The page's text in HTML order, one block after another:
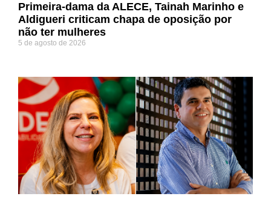
Primeira-dama da ALECE, Tainah Marinho e
Aldigueri criticam chapa de oposição por
não ter mulheres
5 de agosto de 2026